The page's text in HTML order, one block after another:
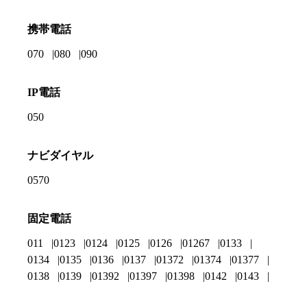
携帯電話
070 080 090
IP電話
050
ナビダイヤル
0570
固定電話
011 0123 0124 0125 0126 01267
0133
0134
0135 0136 0137 01372 01374
01377
0138
0139 01392 01397 01398 0142
0143